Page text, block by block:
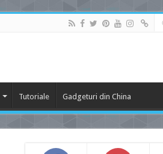
Tutoriale Gadgeturi din China